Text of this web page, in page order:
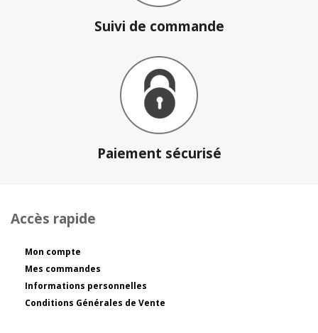
Suivi de commande
Paiement sécurisé
Accès rapide
Mon compte
Mes commandes
Informations personnelles
Conditions Générales de Vente